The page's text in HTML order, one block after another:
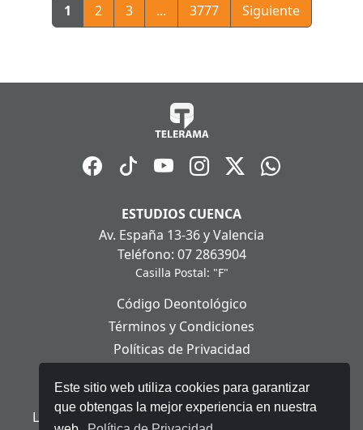
Este sitio web utiliza cookies para garantizar
que obtengas la mejor experiencia en nuestra
1 2 3 ... 3777 Siguiente
ESTUDIOS CUENCA
Av. España 13-36 y Valencia
Teléfono: 07 2863904
Casilla Postal: "F"
Código Deontológico
Términos y Condiciones
Políticas de Privacidad
Aviso Legal
Ley Orgánica de Protección de Datos Personales